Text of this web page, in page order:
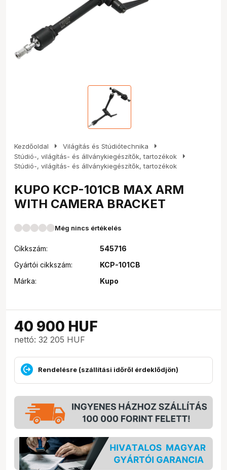
Kezdőoldal arrow_right Világítás és Stúdiótechnika arrow_right
Stúdió-, világítás- és állványkiegészítők, tartozékok arrow_right
Stúdió-, világítás- és állványkiegészítők, tartozékok
KUPO KCP-101CB MAX ARM
WITH CAMERA BRACKET
Még nincs értékelés
Cikkszám:
545716
Gyártói cikkszám:
KCP-101CB
Márka:
Kupo
40 900 HUF
nettó: 32 205 HUF
Rendelésre (szállítási időről érdeklődjön)